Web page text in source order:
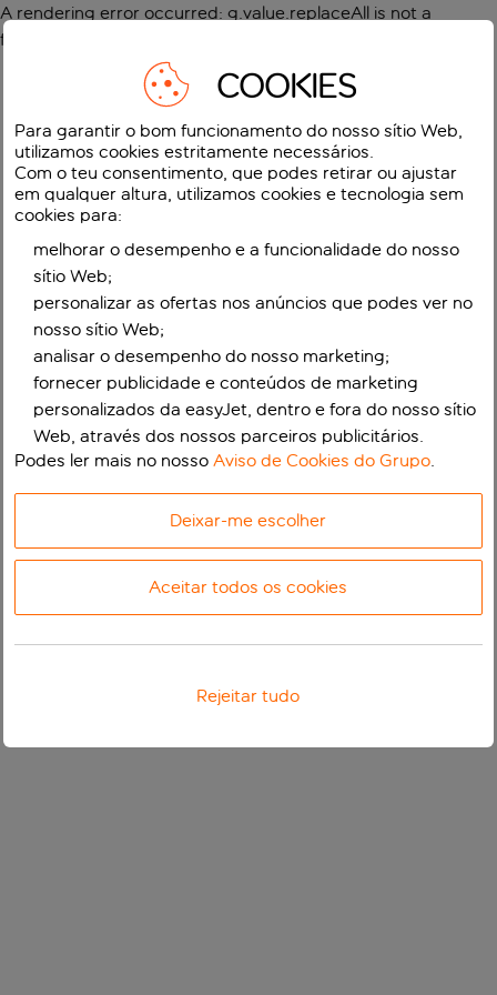
A rendering error occurred: g.value.replaceAll is not a
function
COOKIES
Para garantir o bom funcionamento do nosso sítio Web,
utilizamos cookies estritamente necessários.
Com o teu consentimento, que podes retirar ou ajustar
em qualquer altura, utilizamos cookies e tecnologia sem
cookies para:
melhorar o desempenho e a funcionalidade do nosso
sítio Web;
personalizar as ofertas nos anúncios que podes ver no
nosso sítio Web;
analisar o desempenho do nosso marketing;
fornecer publicidade e conteúdos de marketing
personalizados da easyJet, dentro e fora do nosso sítio
Web, através dos nossos parceiros publicitários.
Podes ler mais no nossoAviso de Cookies do Grupo.
Deixar-me escolher
Aceitar todos os cookies
Rejeitar tudo